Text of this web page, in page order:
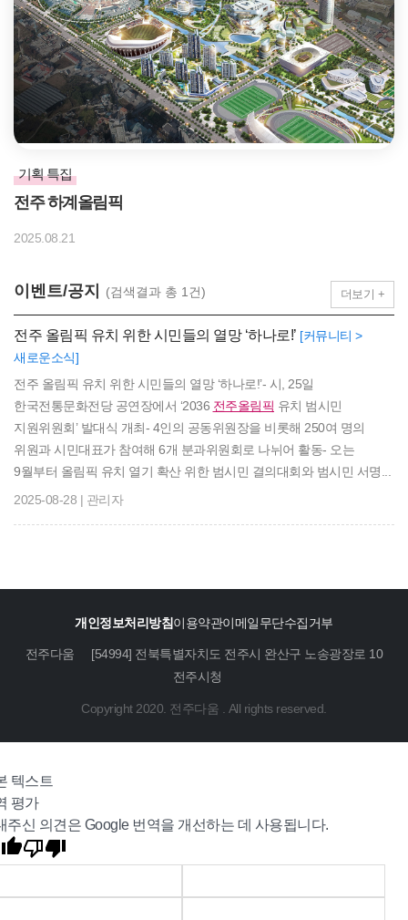
기획 특집
전주 하계올림픽
2025.08.21
이벤트/공지 (검색결과 총 1건) 더보기 +
전주 올림픽 유치 위한 시민들의 열망 ‘하나로!’ [커뮤니티 >
새로운소식]
전주 올림픽 유치 위한 시민들의 열망 ‘하나로!’- 시, 25일
한국전통문화전당 공연장에서 ‘2036 전주올림픽 유치 범시민
지원위원회’ 발대식 개최- 4인의 공동위원장을 비롯해 250여 명의
위원과 시민대표가 참여해 6개 분과위원회로 나뉘어 활동- 오는
9월부터 올림픽 유치 열기 확산 위한 범시민 결의대회와 범시민 서명...
2025-08-28 | 관리자
개인정보처리방침이용약관이메일무단수집거부
전주다움
[54994] 전북특별자치도 전주시 완산구 노송광장로 10
전주시청
Copyright 2020. 전주다움 . All rights reserved.
텍스트
평가
주신 의견은 Google 번역을 개선하는 데 사용됩니다.